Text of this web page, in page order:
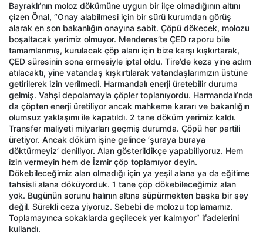
Bayraklı’nın moloz dökümüne uygun bir ilçe olmadığının altını
çizen Önal, “Onay alabilmesi için bir sürü kurumdan görüş
alarak en son bakanlığın onayına sabit. Çöpü dökecek, molozu
boşaltacak yerimiz olmuyor. Menderes’te ÇED raporu bile
tamamlanmış, kurulacak çöp alanı için bize karşı kışkırtarak,
ÇED süresinin sona ermesiyle iptal oldu. Tire’de keza yine adım
atılacaktı, yine vatandaş kışkırtılarak vatandaşlarımızın üstüne
getirilerek izin verilmedi. Harmandalı enerji üretebilir duruma
gelmiş. Vahşi depolamayla çöpler toplanıyordu. Harmandalı’nda
da çöpten enerji üretiliyor ancak mahkeme kararı ve bakanlığın
olumsuz yaklaşımı ile kapatıldı. 2 tane döküm yerimiz kaldı.
Transfer maliyeti milyarları geçmiş durumda. Çöpü her partili
üretiyor. Ancak döküm işine gelince ‘şuraya buraya
döktürmeyiz’ deniliyor. Alan gösterildikçe yapabiliyoruz. Hem
izin vermeyin hem de İzmir çöp toplamıyor deyin.
Dökebileceğimiz alan olmadığı için ya yeşil alana ya da eğitime
tahsisli alana döküyorduk. 1 tane çöp dökebileceğimiz alan
yok. Bugünün sorunu halının altına süpürmekten başka bir şey
değil. Sürekli ceza yiyoruz. Sebebi de molozu toplamamız.
Toplamayınca sokaklarda geçilecek yer kalmıyor” ifadelerini
kullandı.